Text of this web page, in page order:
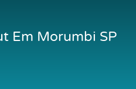
Em Morumbi SP